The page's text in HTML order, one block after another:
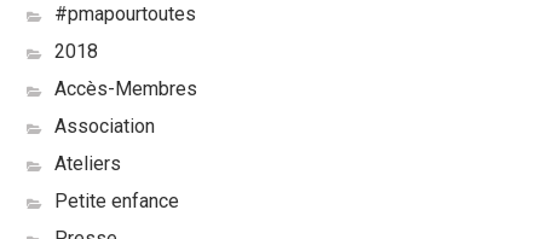
#pmapourtoutes
2018
Accès-Membres
Association
Ateliers
Petite enfance